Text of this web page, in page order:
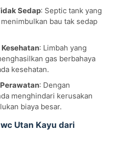
Sedap: Septic tank yang
bau tak sedap
: Limbah yang
gas berbahaya
kesehatan.
: Dengan
menghindari kerusakan
biaya besar.
Utan Kayu dari